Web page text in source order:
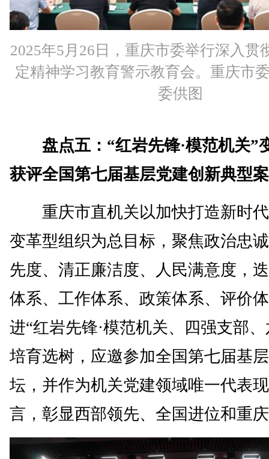
2025年5月26日，重庆市委举行深入贯
定精神学习教育警示教育会。重庆市
委供图
盘点五：“红岩先锋·模范机关”
获评全国第七届基层党建创新典型
重庆市直机关以加快打造新时代
变革型组织为总目标，聚焦政治忠
先度、清正廉洁度、人民满意度，
体系、工作体系、政策体系、评价
进“红岩先锋·模范机关、四强支部
培育选树，应邀参加全国第七届基
坛，并作为机关党建领域唯一代表
言，彰显西部领先、全国进位和重